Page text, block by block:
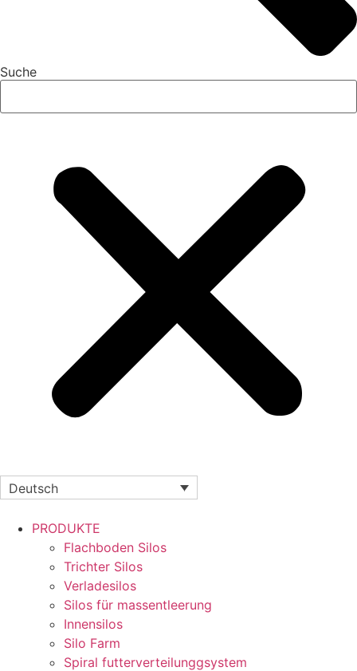
Suche
Deutsch
PRODUKTE
Flachboden Silos
Trichter Silos
Verladesilos
Silos für massentleerung
Innensilos
Silo Farm
Spiral futterverteilunggsystem